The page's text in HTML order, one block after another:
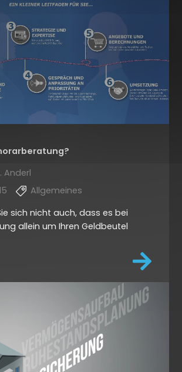
Anderl
Allgemeines
sich nicht auch, dass es bei
allein um Ihren Geldbeutel